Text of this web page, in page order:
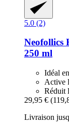
5.0 (2)
Neofollics
250 ml
Idéal
Active
Réduit
29,95 €
Livraison